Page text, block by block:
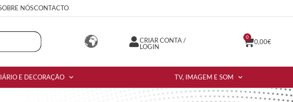
NÓSCONTACTO
CRIAR CONTA /
LOGIN
0,00€
0
E DECORAÇÃO TV, IMAGEM E SOM